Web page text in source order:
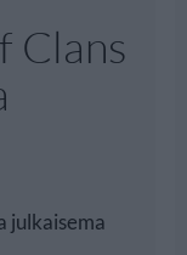
Clans
julkaisema